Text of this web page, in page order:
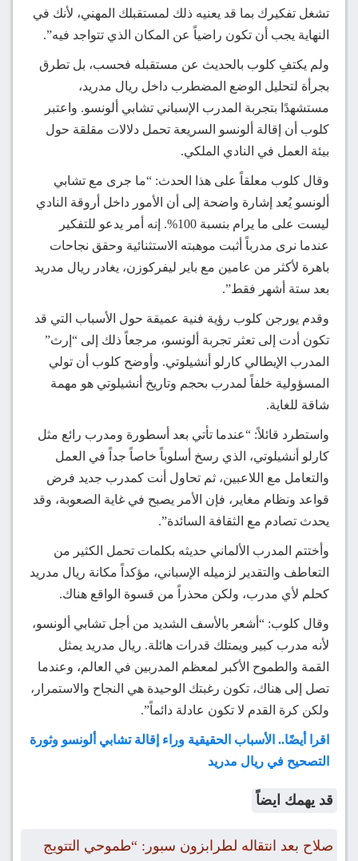
تشغل تفكيرك بما قد يعنيه ذلك لمستقبلك المهني، لأنك في
النهاية يجب أن تكون راضياً عن المكان الذي تتواجد فيه”.
ولم يكتفِ كلوب بالحديث عن مستقبله فحسب، بل تطرق
بجرأة لتحليل الوضع المضطرب داخل ريال مدريد،
مستشهدًا بتجربة المدرب الإسباني تشابي ألونسو. واعتبر
كلوب أن إقالة ألونسو السريعة تحمل دلالات مقلقة حول
بيئة العمل في النادي الملكي.
وقال كلوب معلقاً على هذا الحدث: “ما جرى مع تشابي
ألونسو يُعد إشارة واضحة إلى أن الأمور داخل أروقة النادي
ليست على ما يرام بنسبة 100%. إنه أمر يدعو للتفكير
عندما نرى مدرباً أثبت موهبته الاستثنائية وحقق نجاحات
باهرة لأكثر من عامين مع باير ليفركوزن، يغادر ريال مدريد
بعد ستة أشهر فقط”.
وقدم يورجن كلوب رؤية فنية عميقة حول الأسباب التي قد
تكون أدت إلى تعثر تجربة ألونسو، مرجعاً ذلك إلى “إرث”
المدرب الإيطالي كارلو أنشيلوتي. وأوضح كلوب أن تولي
المسؤولية خلفاً لمدرب بحجم وتاريخ أنشيلوتي هو مهمة
شاقة للغاية.
واستطرد قائلاً: “عندما تأتي بعد أسطورة ومدرب رائع مثل
كارلو أنشيلوتي، الذي رسخ أسلوباً خاصاً جداً في العمل
والتعامل مع اللاعبين، ثم تحاول أنت كمدرب جديد فرض
قواعد ونظام مغاير، فإن الأمر يصبح في غاية الصعوبة، وقد
يحدث تصادم مع الثقافة السائدة”.
وأختتم المدرب الألماني حديثه بكلمات تحمل الكثير من
التعاطف والتقدير لزميله الإسباني، مؤكداً مكانة ريال مدريد
كحلم لأي مدرب، ولكن محذراً من قسوة الواقع هناك.
وقال كلوب: “أشعر بالأسف الشديد من أجل تشابي ألونسو،
لأنه مدرب كبير ويمتلك قدرات هائلة. ريال مدريد يمثل
القمة والطموح الأكبر لمعظم المدربين في العالم، وعندما
تصل إلى هناك، تكون رغبتك الوحيدة هي النجاح والاستمرار،
ولكن كرة القدم لا تكون عادلة دائماً”.
اقرا أيضًا.. الأسباب الحقيقية وراء إقالة تشابي ألونسو وثورة
التصحيح في ريال مدريد
قد يهمك ايضاً
صلاح بعد انتقاله لطرابزون سبور: “طموحي التتويج